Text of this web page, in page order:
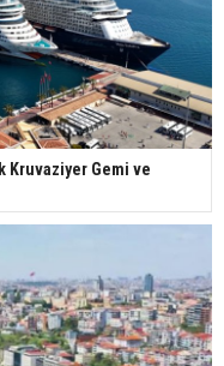
Kruvaziyer Gemi ve